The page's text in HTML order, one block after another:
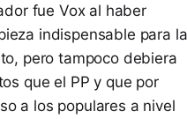
fue Vox al haber
indispensable para la
pero tampoco debiera
que el PP y que por
a los populares a nivel